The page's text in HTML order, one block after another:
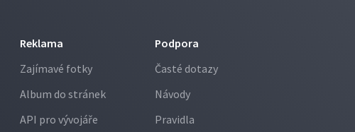
Reklama
Zajímavé fotky
Album do stránek
API pro vývojáře
Podpora
Časté dotazy
Návody
Pravidla